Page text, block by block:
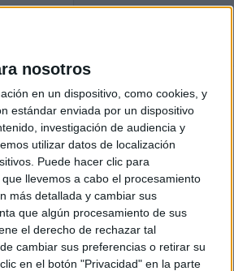
nosotros
en un dispositivo, como cookies, y
estándar enviada por un dispositivo
investigación de audiencia y
utilizar datos de localización
Puede hacer clic para
llevemos a cabo el procesamiento
más detallada y cambiar sus
que algún procesamiento de sus
el derecho de rechazar tal
cambiar sus preferencias o retirar su
en el botón "Privacidad" en la parte
y